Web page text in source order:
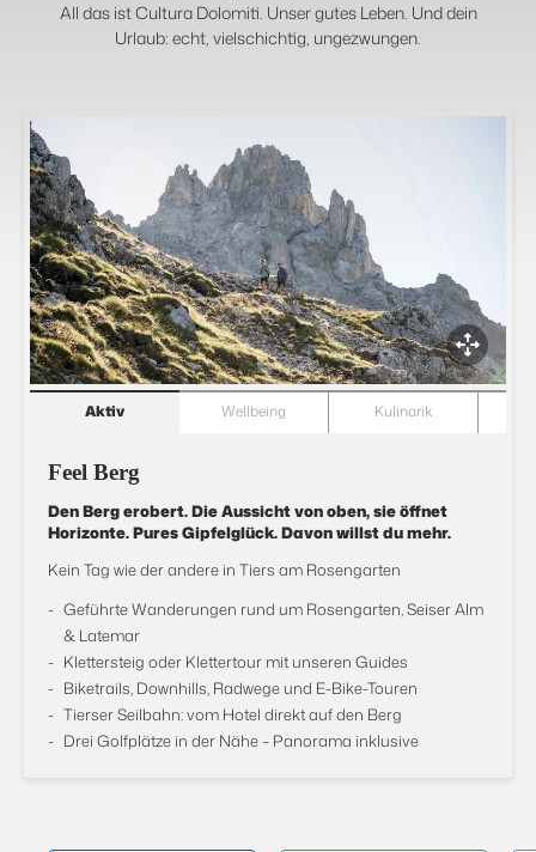
All das ist Cultura Dolomiti. Unser gutes Leben. Und dein
Urlaub: echt, vielschichtig, ungezwungen.
Aktiv Wellbeing Kulinarik
Feel Berg
Den Berg erobert. Die Aussicht von oben, sie öffnet
Horizonte. Pures Gipfelglück. Davon willst du mehr.
Kein Tag wie der andere in Tiers am Rosengarten
Geführte Wanderungen rund um Rosengarten, Seiser Alm
& Latemar
Klettersteig oder Klettertour mit unseren Guides
Biketrails, Downhills, Radwege und E-Bike-Touren
Tierser Seilbahn: vom Hotel direkt auf den Berg
Drei Golfplätze in der Nähe – Panorama inklusive